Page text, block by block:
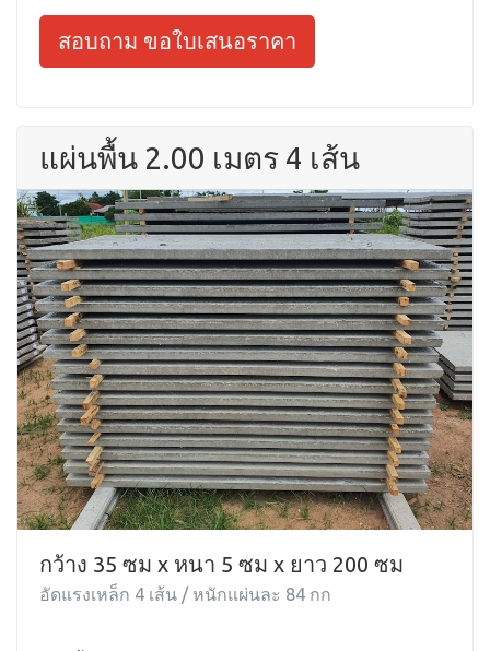
สอบถาม ขอใบเสนอราคา
แผ่นพื้น 2.00 เมตร 4 เส้น
กว้าง 35 ซม x หนา 5 ซม x ยาว 200 ซม
อัดแรงเหล็ก 4 เส้น / หนักแผ่นละ 84 กก